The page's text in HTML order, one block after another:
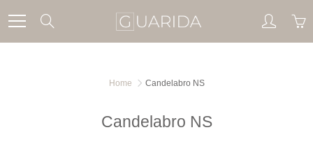
Home Candelabro NS
Candelabro NS